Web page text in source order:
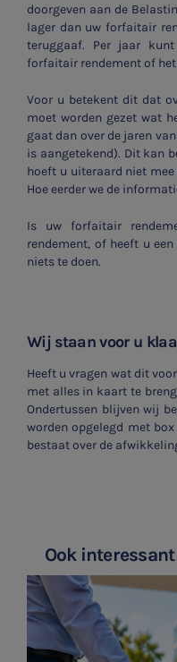
SNEL UW
Zonder gedoe
Typ hieronder uw
doorgeven aan de
lager dan uw forfaitair
teruggaaf. Per jaar
forfaitair rendement of
Voor u betekent dit dat
moet worden gezet wat
gaat dan over de jaren
is aangetekend). Dit kan
hoeft u uiteraard niet
Hoe eerder we de
Is uw forfaitair
rendement, of heeft u
niets te doen.
Wij staan voor u
Heeft u vragen wat dit
met alles in kaart te
Ondertussen blijven wij
worden opgelegd met
bestaat over de
Ook interessant